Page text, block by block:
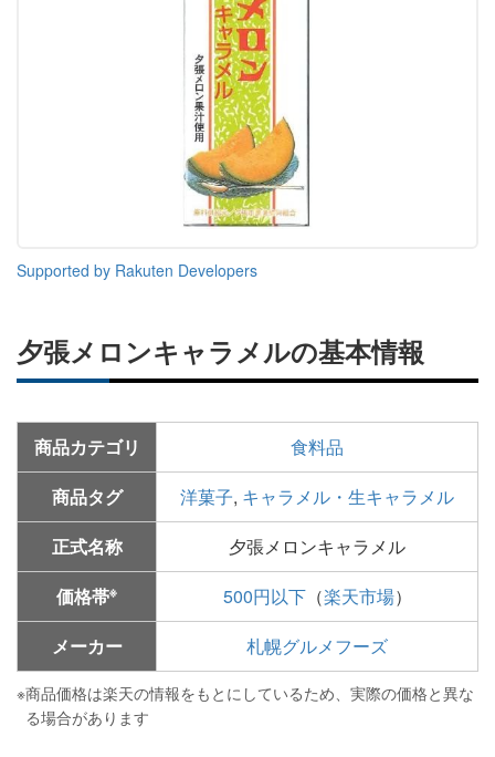
Supported by Rakuten Developers
夕張メロンキャラメルの基本情報
商品カテゴリ
食料品
商品タグ
洋菓子, キャラメル・生キャラメル
正式名称
夕張メロンキャラメル
価格帯※ 500円以下（楽天市場）
メーカー
札幌グルメフーズ
※商品価格は楽天の情報をもとにしているため、実際の価格と異な
る場合があります